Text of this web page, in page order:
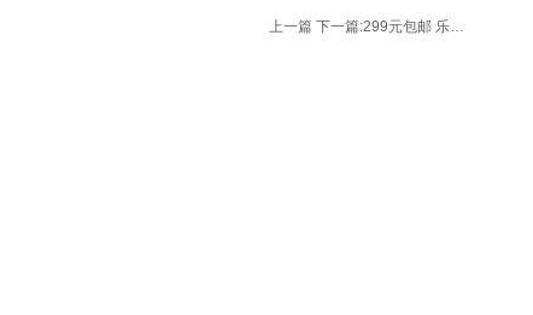
上一篇 下一篇: 299元包邮 乐扣乐扣 E-COOK sophia系列汤奶蒸屉三件套锅LEK3242s 参加满399减100元活动